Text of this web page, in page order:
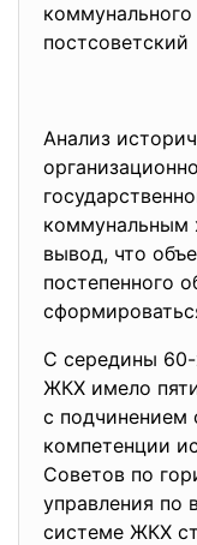
Анализ
коммунальным
вывод, что
постепенного
С середины 60-
ЖКХ имело
с подчинением
компетенции
Советов по
управления по
системе ЖКХ